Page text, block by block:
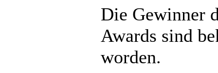
Die Gewinner
Awards sind
worden.